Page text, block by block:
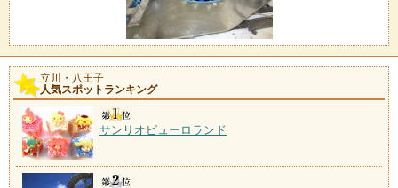
立川・八王子
人気スポットランキング
サンリオピューロランド